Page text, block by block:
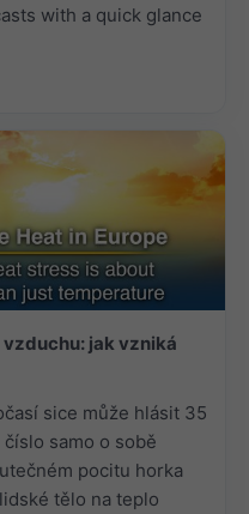
with a quick glance
jak vzniká
sice může hlásit 35
samo o sobě
pocitu horka
tělo na teplo